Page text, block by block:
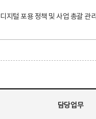
디지털 포용 정책 및 사업 총괄 관리
담당업무